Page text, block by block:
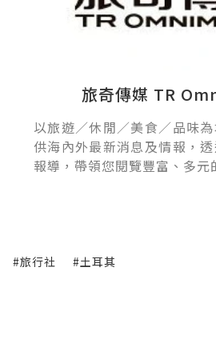
旅奇傳媒 TR
以旅遊／休閒／美食／品味
供海內外最新消息及情報，
報導，帶領您閱覽豐富、多元
#旅行社 #土耳其